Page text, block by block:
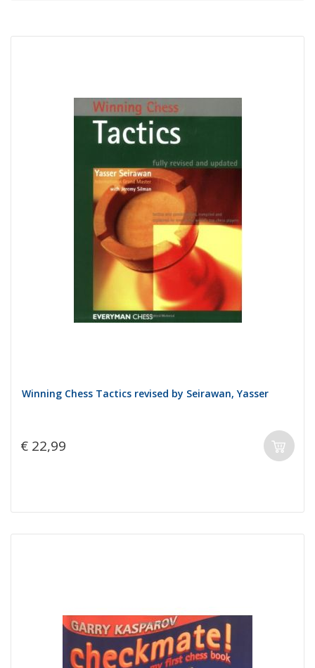
Winning Chess Tactics revised by Seirawan, Yasser
€ 22,99